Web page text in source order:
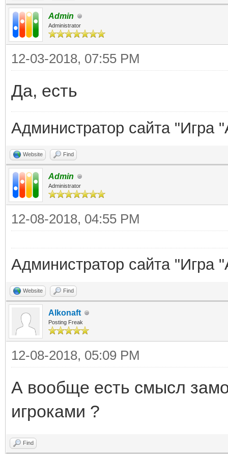
Admin
Administrator
12-03-2018, 07:55 PM
Да, есть
Администратор сайта "Игра
Website Find
Admin
Administrator
12-08-2018, 04:55 PM
Администратор сайта "Игра
Website Find
Alkonaft
Posting Freak
12-08-2018, 05:09 PM
А вообще есть смысл
игроками ?
Find